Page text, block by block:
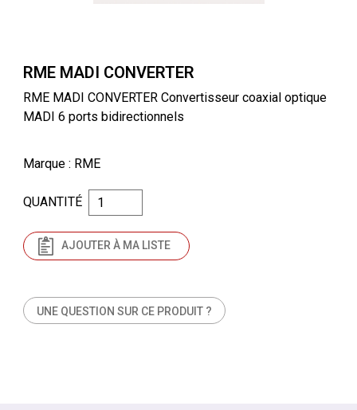
RME MADI CONVERTER
RME MADI CONVERTER Convertisseur coaxial optique
MADI 6 ports bidirectionnels
Marque : RME
UNE QUESTION SUR CE PRODUIT ?
QUANTITÉ
AJOUTER À MA LISTE